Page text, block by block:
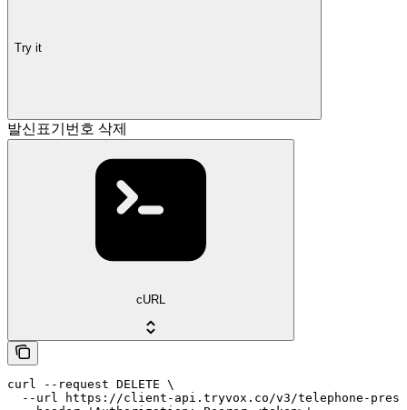
Try it
발신표기번호 삭제
cURL
curl --request DELETE \
--url https://client-api.tryvox.co/v3/telephone-